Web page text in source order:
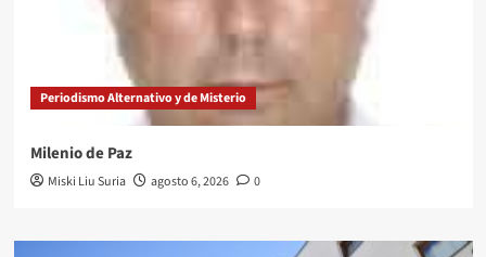
Periodismo Alternativo y de Misterio
Milenio de Paz
Miski Liu Suria agosto 6, 2026 0